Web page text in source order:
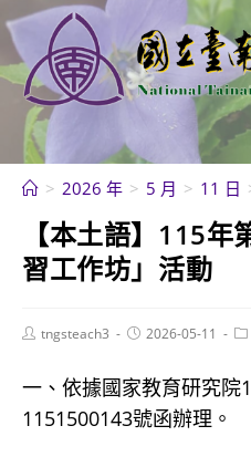
跳
轉
至
內
> 2026 年 > 5 月 > 11 日
【本土語】115
習工作坊」活動
Posttngsteach3
Post2026-05-11
一、依據國家教育研究院
1151500143號函辦理。